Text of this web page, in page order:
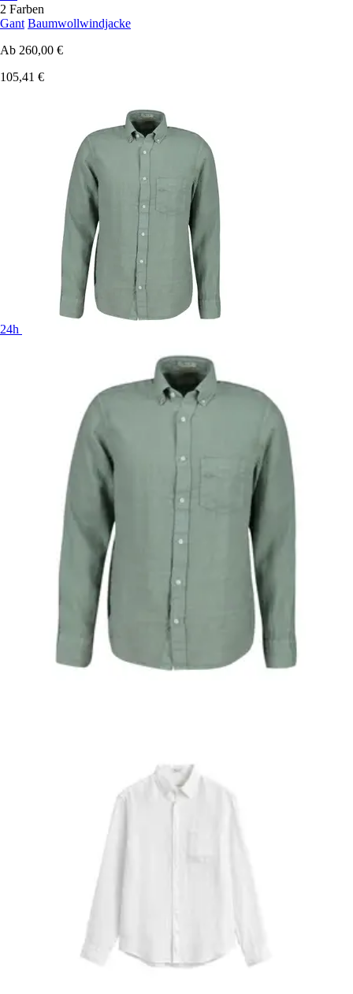
2 Farben
Gant Baumwollwindjacke
Ab 260,00 €
105,41 €
24h